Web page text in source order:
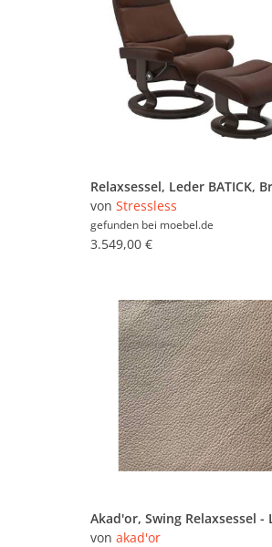
von Stressless
gefunden bei moebel.de
3.549,00 €
von akad'or